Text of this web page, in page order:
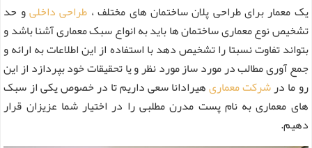
یک معمار برای طراحی پلان ساختمان های مختلف ، طراحی داخلیو حد
تشخیص نوع معماری ساختمان ها باید به انواع سبک معماری آشنا باشد و
بتواند تفاوت نسبتا را تشخیص دهد با استفاده از این اطلاعات به ارائه و
جمع آوری مطالب در مورد ساز مورد نظر و یا تحقیقات خود بپردازد از این
رو ما درشرکت معماریهیرادانا سعی داریم تا در خصوص یکی از سبک
های معماری به نام پست مدرن مطلبی را در اختیار شما عزیزان قرار
دهیم.